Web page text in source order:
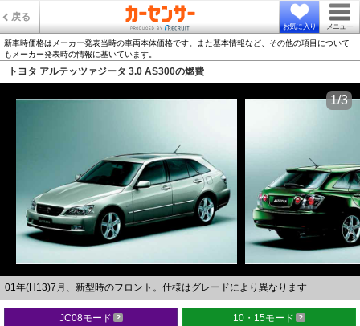
戻る
お気に入り メニュー
新車時価格はメーカー発表当時の車両本体価格です。また基本情報など、その他の項目について
もメーカー発表時の情報に基いています。
トヨタ アルテッツァジータ 3.0 AS300の燃費
01年(H13)7月、新型時のフロント。仕様はグレードにより異なります
1/3
JC08モード 10・15モード